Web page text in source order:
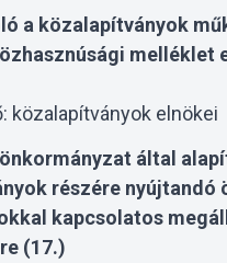
a közalapítványok
melléklet
közalapítványok elnökei
által
részére nyújtandó
kapcsolatos
(17.)